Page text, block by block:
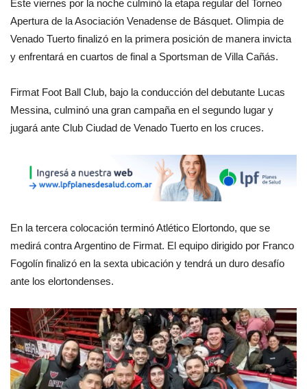
Este viernes por la noche culminó la etapa regular del Torneo
Apertura de la Asociación Venadense de Básquet. Olimpia de
Venado Tuerto finalizó en la primera posición de manera invicta
y enfrentará en cuartos de final a Sportsman de Villa Cañás.
Firmat Foot Ball Club, bajo la conducción del debutante Lucas
Messina, culminó una gran campaña en el segundo lugar y
jugará ante Club Ciudad de Venado Tuerto en los cruces.
En la tercera colocación terminó Atlético Elortondo, que se
medirá contra Argentino de Firmat. El equipo dirigido por Franco
Fogolín finalizó en la sexta ubicación y tendrá un duro desafío
ante los elortondenses.